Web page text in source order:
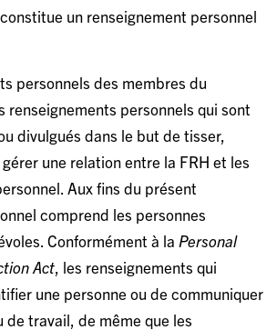
un renseignement personnel
personnels des membres du
renseignements personnels qui sont
divulgués dans le but de tisser,
une relation entre la FRH et les
Aux fins du présent
comprend les personnes
Conformément à la Personal
Act , les renseignements qui
une personne ou de communiquer
de travail, de même que les